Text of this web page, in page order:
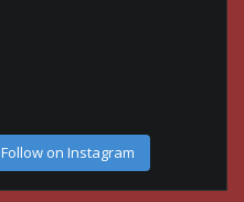
Follow on Instagram